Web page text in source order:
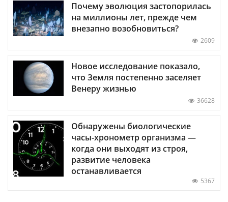
Почему эволюция застопорилась
на миллионы лет, прежде чем
внезапно возобновиться?
2609
Новое исследование показало,
что Земля постепенно заселяет
Венеру жизнью
36628
Обнаружены биологические
часы-хронометр организма —
когда они выходят из строя,
развитие человека
останавливается
5367